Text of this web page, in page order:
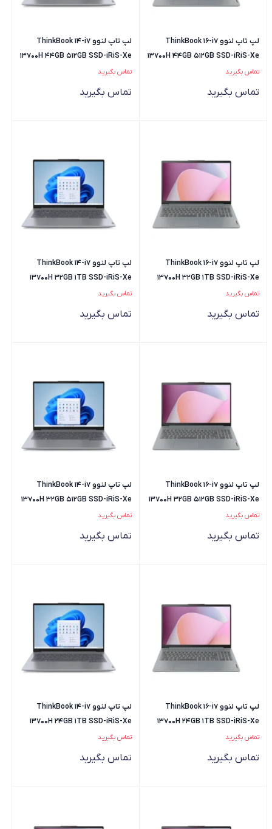
لپ تاپ لنوو ThinkBook 16-i7
13700H 44GB 512GB SSD-iRiS-Xe
تماس بگیرید
تماس بگیرید
لپ تاپ لنوو ThinkBook 14-i7
13700H 44GB 512GB SSD-iRiS-Xe
تماس بگیرید
تماس بگیرید
لپ تاپ لنوو ThinkBook 16-i7
13700H 32GB 1TB SSD-iRiS-Xe
تماس بگیرید
تماس بگیرید
لپ تاپ لنوو ThinkBook 14-i7
13700H 32GB 1TB SSD-iRiS-Xe
تماس بگیرید
تماس بگیرید
لپ تاپ لنوو ThinkBook 16-i7
13700H 32GB 512GB SSD-iRiS-Xe
تماس بگیرید
تماس بگیرید
لپ تاپ لنوو ThinkBook 14-i7
13700H 32GB 512GB SSD-iRiS-Xe
تماس بگیرید
تماس بگیرید
لپ تاپ لنوو ThinkBook 16-i7
13700H 24GB 1TB SSD-iRiS-Xe
تماس بگیرید
تماس بگیرید
لپ تاپ لنوو ThinkBook 14-i7
13700H 24GB 1TB SSD-iRiS-Xe
تماس بگیرید
تماس بگیرید